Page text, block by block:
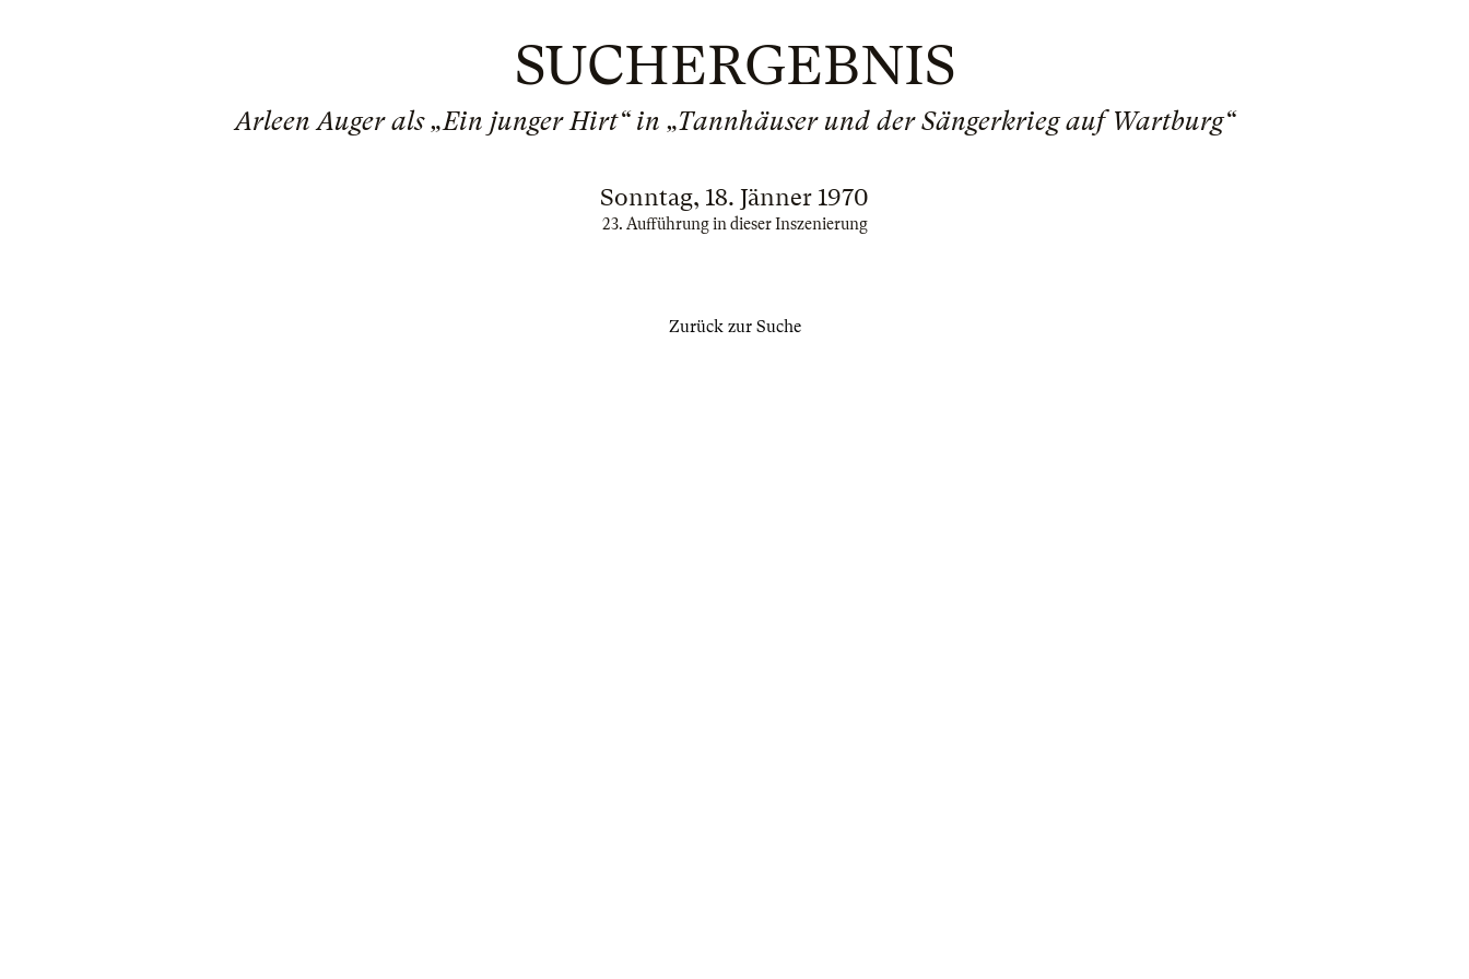
SUCHERGEBNIS
Arleen Auger als „Ein junger Hirt“ in „Tannhäuser und der Sängerkrieg auf Wartburg“
Sonntag, 18. Jänner 1970
23. Aufführung in dieser Inszenierung
Zurück zur Suche